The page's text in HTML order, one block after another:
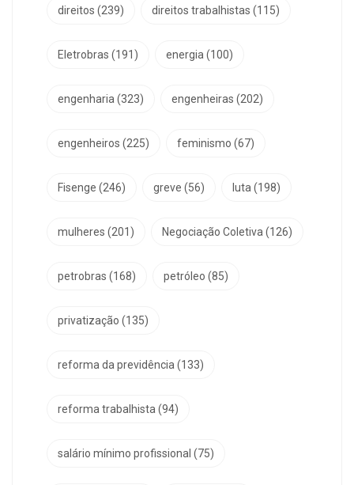
direitos (239) direitos trabalhistas (115)
Eletrobras (191) energia (100)
engenharia (323) engenheiras (202)
engenheiros (225) feminismo (67)
Fisenge (246) greve (56) luta (198)
mulheres (201) Negociação Coletiva (126)
petrobras (168) petróleo (85)
privatização (135)
reforma da previdência (133)
reforma trabalhista (94)
salário mínimo profissional (75)